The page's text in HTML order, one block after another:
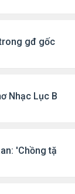
gđ gốc
Nhạc Lục Bát
'Chồng tặng